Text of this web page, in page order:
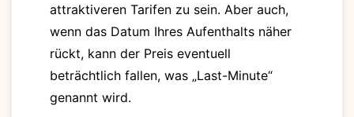
attraktiveren Tarifen zu sein. Aber auch,
wenn das Datum Ihres Aufenthalts näher
rückt, kann der Preis eventuell
beträchtlich fallen, was „Last-Minute“
genannt wird.